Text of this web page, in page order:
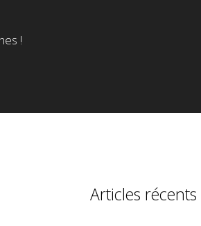
!
Articles récents